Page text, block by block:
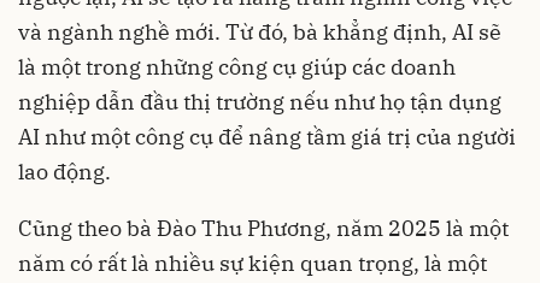
và ngành nghề mới. Từ đó, bà khẳng định, AI sẽ
là một trong những công cụ giúp các doanh
nghiệp dẫn đầu thị trường nếu như họ tận dụng
AI như một công cụ để nâng tầm giá trị của người
lao động.
Cũng theo bà Đào Thu Phương, năm 2025 là một
năm có rất là nhiều sự kiện quan trọng, là một